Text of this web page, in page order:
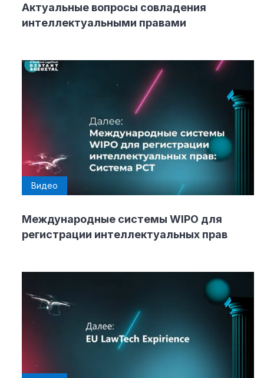
Актуальные вопросы совладения
интеллектуальными правами
Видео
Международные системы WIPO для
регистрации интеллектуальных прав